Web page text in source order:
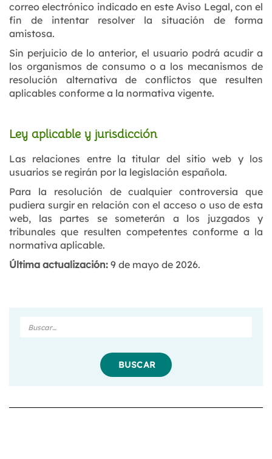
correo electrónico indicado en este Aviso Legal, con el
fin de intentar resolver la situación de forma
amistosa.
Sin perjuicio de lo anterior, el usuario podrá acudir a
los organismos de consumo o a los mecanismos de
resolución alternativa de conflictos que resulten
aplicables conforme a la normativa vigente.
Ley aplicable y jurisdicción
Las relaciones entre la titular del sitio web y los
usuarios se regirán por la legislación española.
Para la resolución de cualquier controversia que
pudiera surgir en relación con el acceso o uso de esta
web, las partes se someterán a los juzgados y
tribunales que resulten competentes conforme a la
normativa aplicable.
Última actualización: 9 de mayo de 2026.
Buscar